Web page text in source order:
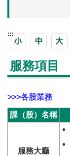
:::
服務項目
>>>各股業務
課（股）名稱
服務大廳